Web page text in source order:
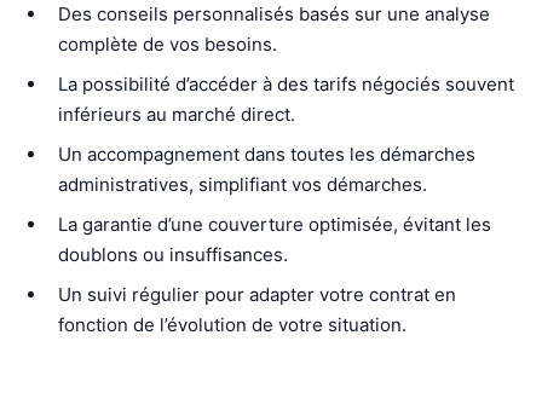
Des conseils personnalisés basés sur une analyse
complète de vos besoins.
La possibilité d’accéder à des tarifs négociés souvent
inférieurs au marché direct.
Un accompagnement dans toutes les démarches
administratives, simplifiant vos démarches.
La garantie d’une couverture optimisée, évitant les
doublons ou insuffisances.
Un suivi régulier pour adapter votre contrat en
fonction de l’évolution de votre situation.